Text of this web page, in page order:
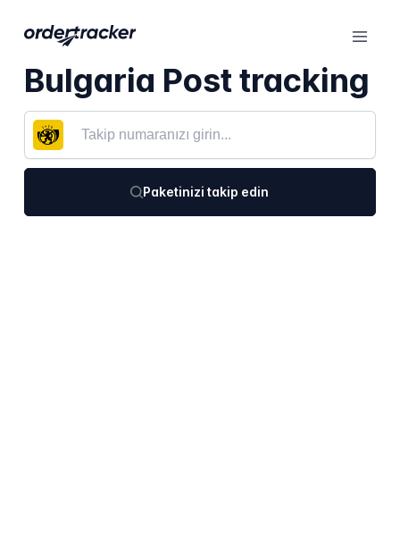
Bulgaria Post tracking
Paketinizi takip edin